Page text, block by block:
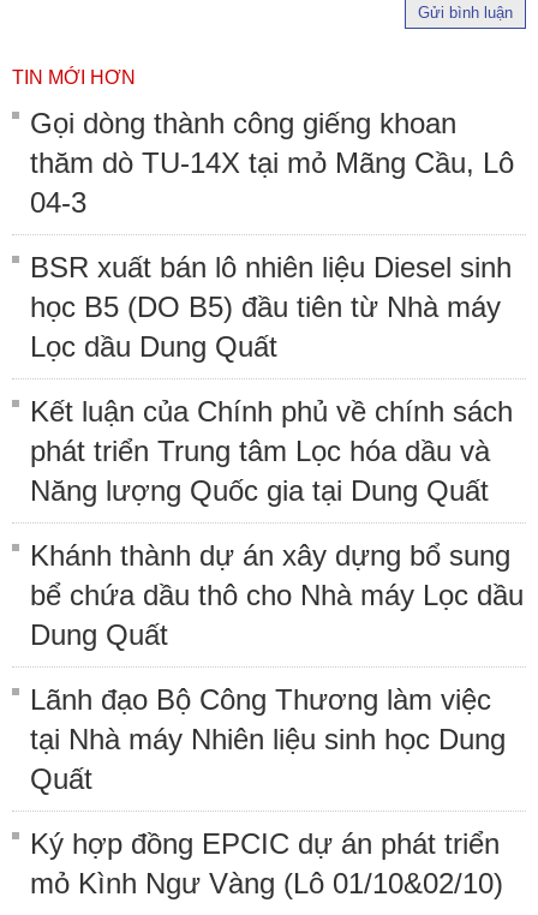
Gửi bình luận
TIN MỚI HƠN
Gọi dòng thành công giếng khoan
thăm dò TU-14X tại mỏ Mãng Cầu, Lô
04-3
BSR xuất bán lô nhiên liệu Diesel sinh
học B5 (DO B5) đầu tiên từ Nhà máy
Lọc dầu Dung Quất
Kết luận của Chính phủ về chính sách
phát triển Trung tâm Lọc hóa dầu và
Năng lượng Quốc gia tại Dung Quất
Khánh thành dự án xây dựng bổ sung
bể chứa dầu thô cho Nhà máy Lọc dầu
Dung Quất
Lãnh đạo Bộ Công Thương làm việc
tại Nhà máy Nhiên liệu sinh học Dung
Quất
Ký hợp đồng EPCIC dự án phát triển
mỏ Kình Ngư Vàng (Lô 01/10&02/10)